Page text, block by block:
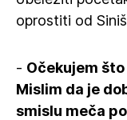
oprostiti od
- Očekujem
Mislim da je
smislu meča